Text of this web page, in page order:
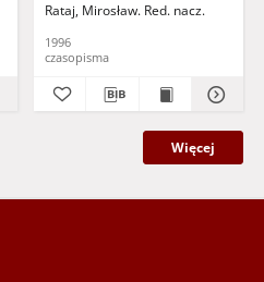
Rataj, Mirosław. Red. nacz.
1996
czasopisma
Więcej